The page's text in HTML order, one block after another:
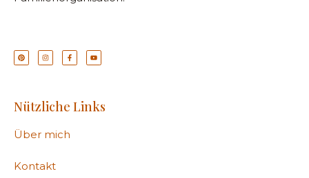
Nützliche Links
Über mich
Kontakt